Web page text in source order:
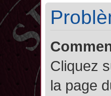
Cliquez
la page